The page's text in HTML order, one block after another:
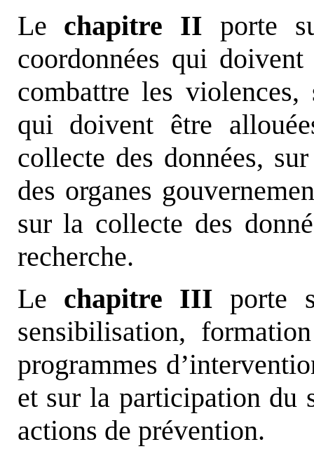
Le chapitre IIporte
coordonnées qui
combattre les violences,
qui doivent être
collecte des données,
des organes
sur la collecte des
recherche.
Le chapitre IIIporte
sensibilisation,
programmes
et sur la participation du
actions de prévention.